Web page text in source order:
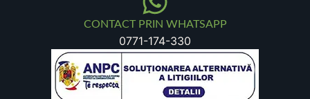
CONTACT PRIN WHATSAPP
0771-174-330